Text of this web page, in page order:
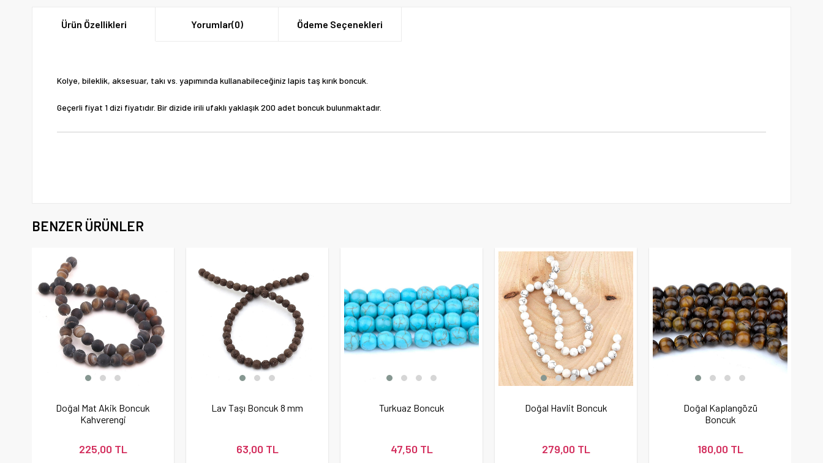
Ürün Özellikleri Yorumlar(0) Ödeme Seçenekleri
Kolye, bileklik, aksesuar, takı vs. yapımında kullanabileceğiniz lapis taş kırık boncuk.
Geçerli fiyat 1 dizi fiyatıdır. Bir dizide irili ufaklı yaklaşık 200 adet boncuk bulunmaktadır.
BENZER ÜRÜNLER
Doğal Mat Akik Boncuk
Kahverengi
225,00 TL
Lav Taşı Boncuk 8 mm
63,00 TL
Turkuaz Boncuk
47,50 TL
Doğal Havlit Boncuk
279,00 TL
Doğal Kaplangözü
Boncuk
180,00 TL